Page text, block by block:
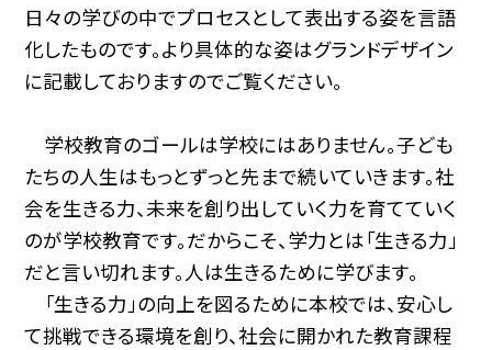
日々の学びの中でプロセスとして表出する姿を言語
化したものです。より具体的な姿はグランドデザイン
に記載しておりますのでご覧ください。
学校教育のゴールは学校にはありません。子ども
たちの人生はもっとずっと先まで続いていきます。社
会を生きる力、未来を創り出していく力を育てていく
のが学校教育です。だからこそ、学力とは「生きる力」
だと言い切れます。人は生きるために学びます。
「生きる力」の向上を図るために本校では、安心し
て挑戦できる環境を創り、社会に開かれた教育課程